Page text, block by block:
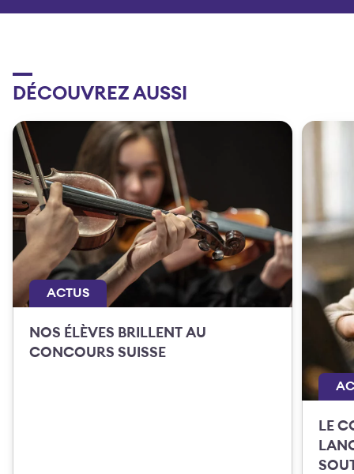
DÉCOUVREZ AUSSI
ACTUS
NOS ÉLÈVES BRILLENT AU
CONCOURS SUISSE
LE